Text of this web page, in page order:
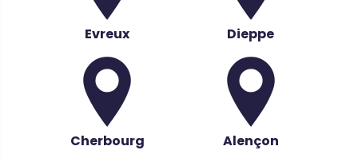
Evreux Dieppe
Cherbourg Alençon